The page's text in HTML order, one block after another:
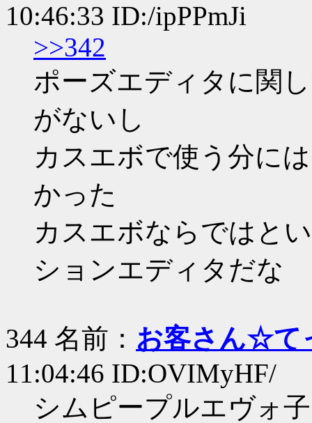
10:46:33 ID:/ipPPmJi
>>342
ポーズエディタに関
がないし
カスエボで使う分に
かった
カスエボならではと
ションエディタだな
344 名前： お客さん☆て
11:04:46 ID:OVIMyHF/
シムピープルエヴォ